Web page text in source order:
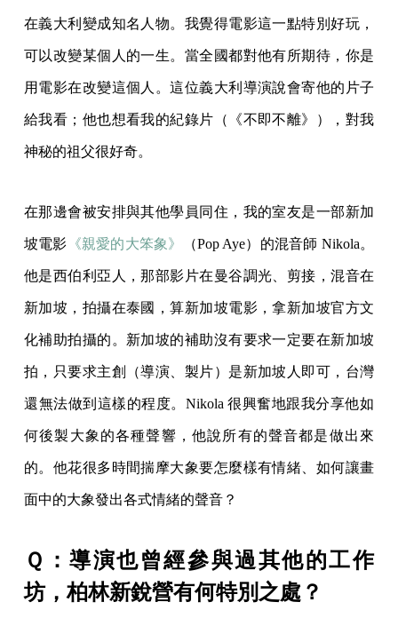
在義大利變成知名人物。我覺得電影這一點特別好玩，
可以改變某個人的一生。當全國都對他有所期待，你是
用電影在改變這個人。這位義大利導演說會寄他的片子
給我看；他也想看我的紀錄片（《不即不離》），對我
神秘的祖父很好奇。
在那邊會被安排與其他學員同住，我的室友是一部新加
坡電影 《親愛的大笨象》 （Pop Aye）的混音師 Nikola。
他是西伯利亞人，那部影片在曼谷調光、剪接，混音在
新加坡，拍攝在泰國，算新加坡電影，拿新加坡官方文
化補助拍攝的。新加坡的補助沒有要求一定要在新加坡
拍，只要求主創（導演、製片）是新加坡人即可，台灣
還無法做到這樣的程度。Nikola 很興奮地跟我分享他如
何後製大象的各種聲響，他說所有的聲音都是做出來
的。他花很多時間揣摩大象要怎麼樣有情緒、如何讓畫
面中的大象發出各式情緒的聲音？
Ｑ：導演也曾經參與過其他的工作
坊，柏林新銳營有何特別之處？